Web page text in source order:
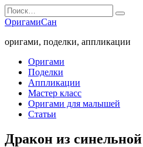
Перейти
к
содержанию
Search
for:
ОригамиСан
оригами, поделки, аппликации
Оригами
Поделки
Аппликации
Мастер класс
Оригами для малышей
Статьи
Дракон из